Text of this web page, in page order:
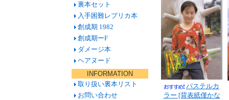
裏本セット
入手困難レプリカ本
創成期 1982
創成期ーF
ダメージ本
ヘアヌード
INFORMATION
取り扱い裏本リスト
お問い合わせ
パステルカ
ラー [背表紙僅かな